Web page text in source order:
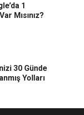
1
Mısınız?
30 Günde
Yolları